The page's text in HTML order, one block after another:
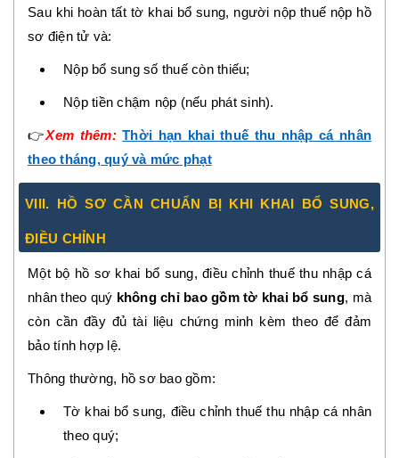
Sau khi hoàn tất tờ khai bổ sung, người nộp thuế nộp hồ
sơ điện tử và:
Nộp bổ sung số thuế còn thiếu;
Nộp tiền chậm nộp (nếu phát sinh).
👉Xem thêm:Thời hạn khai thuế thu nhập cá nhân
theo tháng, quý và mức phạt
VIII. HỒ SƠ CẦN CHUẨN BỊ KHI KHAI BỔ SUNG,
ĐIỀU CHỈNH
Một bộ hồ sơ khai bổ sung, điều chỉnh thuế thu nhập cá
nhân theo quý không chỉ bao gồm tờ khai bổ sung, mà
còn cần đầy đủ tài liệu chứng minh kèm theo để đảm
bảo tính hợp lệ.
Thông thường, hồ sơ bao gồm:
Tờ khai bổ sung, điều chỉnh thuế thu nhập cá nhân
theo quý;